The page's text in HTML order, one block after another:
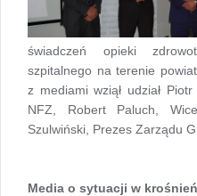
świadczeń opieki
szpitalnego na terenie
z mediami wziął udział
NFZ, Robert Paluch,
Szulwiński, Prezes Zarządu
Media o sytuacji w